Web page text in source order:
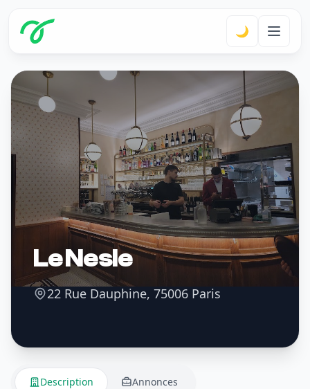
🌙
Le Nesle
22 Rue Dauphine, 75006 Paris
Description Annonces